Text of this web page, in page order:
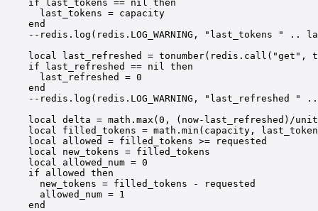
if last_tokens == nil
then
last_tokens = capacity
end
--redis.log(redis.LOG_WARNING, "last_tokens " ..
local
last_refreshed = tonumber(redis. call ( "get" ,
if last_refreshed == nil
then
last_refreshed = 0
end
--redis.log(redis.LOG_WARNING, "last_refreshed "
local
delta = math.max ( 0 , (now- last_refreshed) /
local
filled_tokens = math.min (capacity,
local
allowed = filled_tokens >= requested
local
new_tokens = filled_tokens
local
allowed_num = 0
if allowed then
new_tokens = filled_tokens -
requested
allowed_num = 1
end